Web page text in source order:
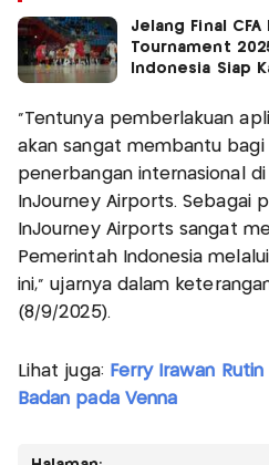
Jelang Final
Tournament
Indonesia Siap
"Tentunya pemberlakuan
akan sangat membantu
penerbangan internasional
InJourney Airports. Sebagai
InJourney Airports sangat
Pemerintah Indonesia
ini," ujarnya dalam
(8/9/2025).
Lihat juga: Ferry Irawan
Badan pada Venna